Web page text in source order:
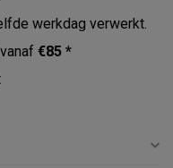
werkdag verwerkt.
vanaf €85 *